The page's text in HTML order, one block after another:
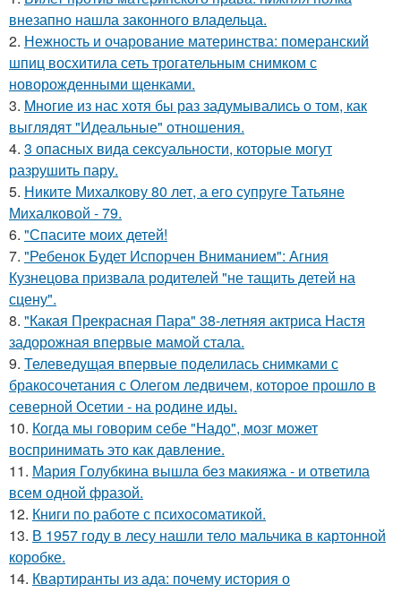
внезапно нашла законного владельца.
2. Нежность и очарование материнства: померанский
шпиц восхитила сеть трогательным снимком с
новорожденными щенками.
3. Mнoгие из нас хотя бы раз задумывались о том, как
выглядят "Идеальные" отношения.
4. 3 опасных вида сексуальности, которые могут
разрушить пару.
5. Никите Михалкову 80 лет, а его супруге Татьяне
Михалковой - 79.
6. "Спасите моих детей!
7. "Ребенок Будет Испорчен Вниманием": Агния
Кузнецова призвала родителей "не тащить детей на
сцену".
8. "Какая Прекрасная Пара" 38-летняя актриса Настя
задорожная впервые мамой стала.
9. Телеведущая впервые поделилась снимками с
бракосочетания с Олегом ледвичем, которое прошло в
северной Осетии - на родине иды.
10. Когда мы говорим себе "Надо", мозг может
воспринимать это как давление.
11. Мария Голубкина вышла без макияжа - и ответила
всем одной фразой.
12. Книги по работе с психосоматикой.
13. В 1957 году в лесу нашли тело мальчика в картонной
коробке.
14. Квартиранты из ада: почему история о